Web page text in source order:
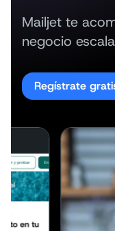
Mailjet te
negocio
Regístrate